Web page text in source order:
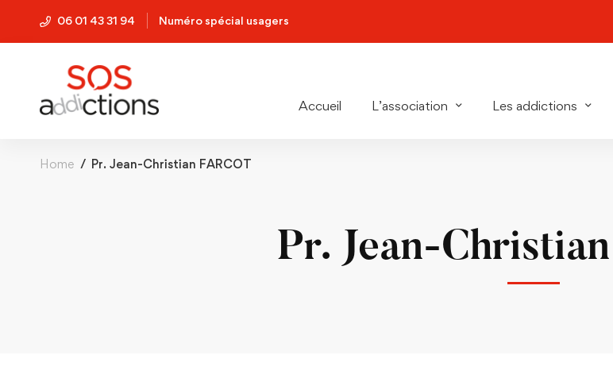
06 01 43 31 94 Numéro spécial usagers
Accueil L’association Les addictions
Home Pr. Jean-Christian FARCOT
Pr. Jean-